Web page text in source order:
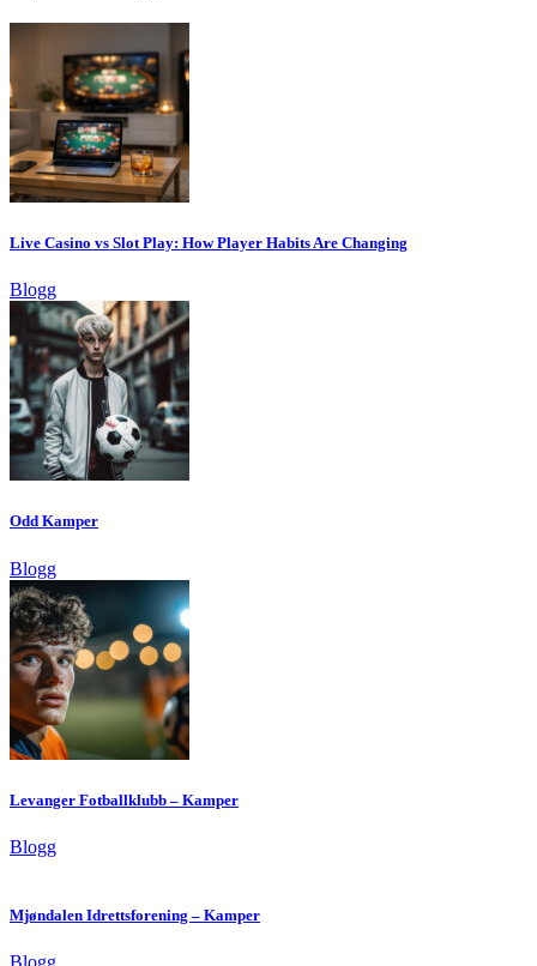
Live Casino vs Slot Play: How Player Habits Are Changing
Blogg
Odd Kamper
Blogg
Levanger Fotballklubb – Kamper
Blogg
Mjøndalen Idrettsforening – Kamper